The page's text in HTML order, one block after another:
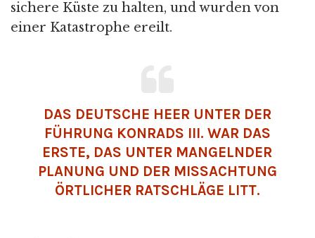
sichere Küste zu halten, und wurden von
einer Katastrophe ereilt.
DAS DEUTSCHE HEER UNTER DER
FÜHRUNG KONRADS III. WAR DAS
ERSTE, DAS UNTER MANGELNDER
PLANUNG UND DER MISSACHTUNG
ÖRTLICHER RATSCHLÄGE LITT.